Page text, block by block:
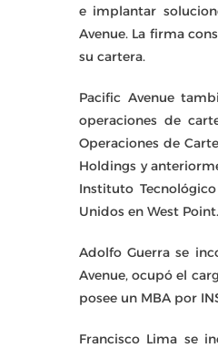
e implantar
Avenue. La firma
su cartera.
Pacific Avenue
operaciones de
Operaciones de
Holdings y
Instituto
Unidos en West Point.
Adolfo Guerra se
Avenue, ocupó el
posee un MBA por
Francisco Lima se